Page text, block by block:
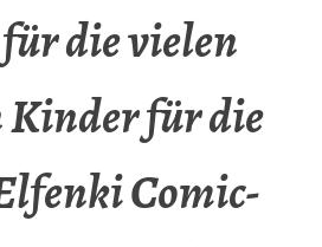
die vielen
Kinder für die
Comic-